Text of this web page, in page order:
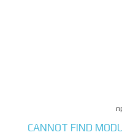
CANNOT FIND